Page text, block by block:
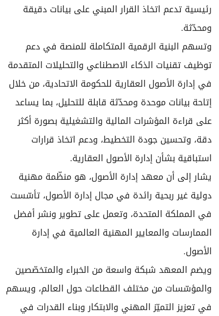
رئيسية تدعم اتخاذ القرار المبني على بيانات دقيقة
ومحدّثة.
وتسهم البنية الرقمية المتكاملة للمنصة في دعم
توظيف تقنيات الذكاء الاصطناعي والتحليلات المتقدمة
في إدارة الأصول العقارية للحكومة الاتحادية، من خلال
إتاحة بيانات موحدة ومحدّثة قابلة للتحليل، بما يساعد
على قراءة المؤشرات المالية والتشغيلية بصورة أكثر
دقة، وتحسين جودة التخطيط، ودعم اتخاذ قرارات
استباقية بشأن إدارة الأصول العقارية.
يشار إلى أن معهد إدارة الأصول، هو منظّمة مهنية
دولية غير ربحية رائدة في مجال إدارة الأصول، تأسّست
في المملكة المتحدة، وتعمل على تطوير ونشر أفضل
الممارسات والمعايير المهنية العالمية في إدارة
الأصول.
ويضم المعهد شبكة واسعة من الخبراء والمتخصّصين
والمؤسّسات من مختلف القطاعات حول العالم، ويسهم
في تعزيز التميّز المهني والابتكار وبناء القدرات في